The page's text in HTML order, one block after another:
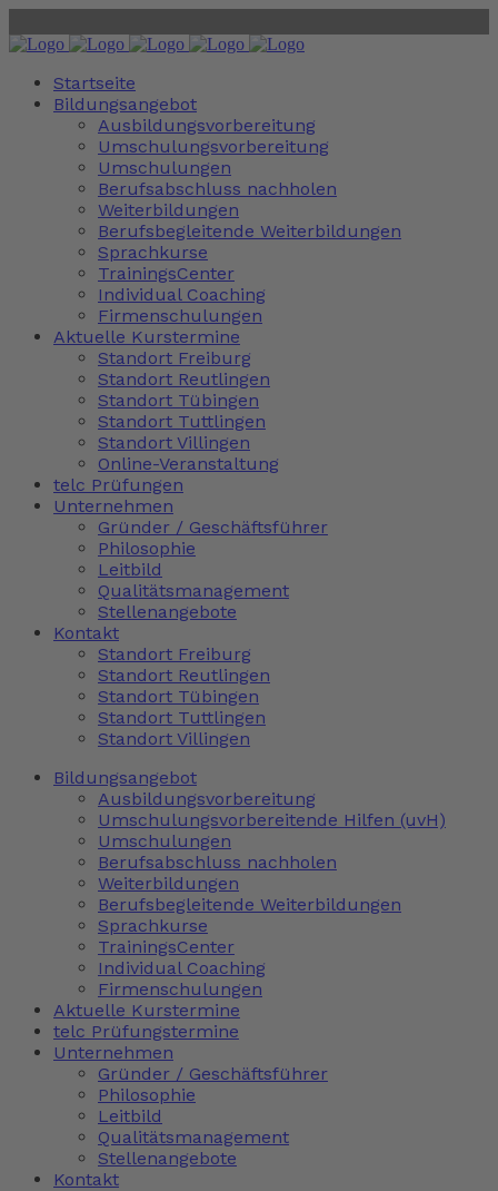
Startseite
Bildungsangebot
Ausbildungsvorbereitung
Umschulungsvorbereitung
Umschulungen
Berufsabschluss nachholen
Weiterbildungen
Berufsbegleitende Weiterbildungen
Sprachkurse
TrainingsCenter
Individual Coaching
Firmenschulungen
Aktuelle Kurstermine
Standort Freiburg
Standort Reutlingen
Standort Tübingen
Standort Tuttlingen
Standort Villingen
Online-Veranstaltung
telc Prüfungen
Unternehmen
Gründer / Geschäftsführer
Philosophie
Leitbild
Qualitätsmanagement
Stellenangebote
Kontakt
Standort Freiburg
Standort Reutlingen
Standort Tübingen
Standort Tuttlingen
Standort Villingen
Bildungsangebot
Ausbildungsvorbereitung
Umschulungsvorbereitende Hilfen (uvH)
Umschulungen
Berufsabschluss nachholen
Weiterbildungen
Berufsbegleitende Weiterbildungen
Sprachkurse
TrainingsCenter
Individual Coaching
Firmenschulungen
Aktuelle Kurstermine
telc Prüfungstermine
Unternehmen
Gründer / Geschäftsführer
Philosophie
Leitbild
Qualitätsmanagement
Stellenangebote
Kontakt